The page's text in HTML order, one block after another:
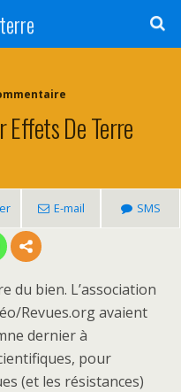
Effets De Terre
E-mail SMS
du bien. L’association
Revues.org avaient
dernier à
pour
(et les résistances)